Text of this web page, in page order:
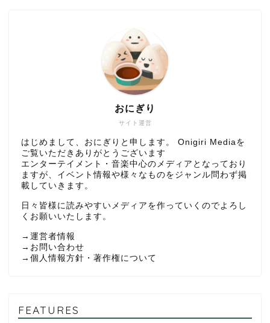
サイト運営
おにぎり
はじめまして、おにぎりと申します。 Onigiri Mediaを
ご覧いただきありがとうございます
エンターテイメント・音楽中心のメディアとなっており
ますが、イベント情報や様々なものをジャンル問わず掲
載していきます。
日々皆様に読みやすいメディアを作っていくのでよろし
くお願いいたします。
→ 運営者情報
→ お問い合わせ
→ 個人情報方針・著作権について
FEATURES